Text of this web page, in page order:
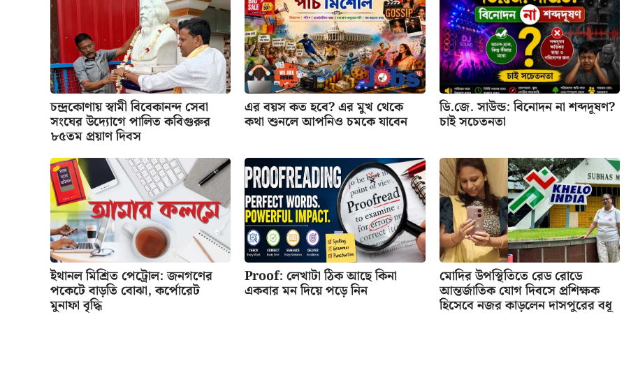
চন্দ্রকোণায় স্বামী বিবেকানন্দ সেবা
সংঘের উদ্যোগে পালিত কবিগুরুর
৮৫তম প্রয়াণ দিবস
এর বয়স কত হবে? এর মুখ থেকে
কথা শুনলে আপনিও চমকে যাবেন
ডি.জে. সাউন্ড: বিনোদন না শব্দদূষণ?
চাই সচেতনতা
ইথানল মিশ্রিত পেট্রোল: জনগণের
পকেটে বাড়তি বোঝা, কর্পোরেট
মুনাফা বৃদ্ধি
Proof: লেখাটা ঠিক আছে কিনা
একবার মন দিয়ে পড়ে নিন
মোদির উপস্থিতিতে রেড রোডে
আন্তর্জাতিক যোগ দিবসে প্রশিক্ষক
হিসেবে নজর কাড়লেন দাসপুরের বধূ